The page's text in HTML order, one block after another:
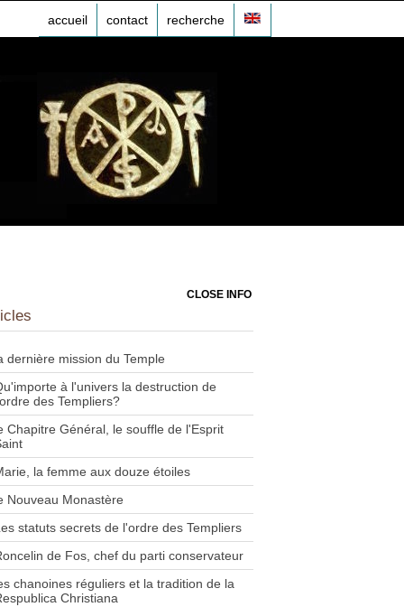
accueil contact recherche
CLOSE INFO
dernière mission du Temple
à l'univers la destruction de
des Templiers?
Chapitre Général, le souffle de l'Esprit
la femme aux douze étoiles
Nouveau Monastère
statuts secrets de l'ordre des Templiers
de Fos, chef du parti conservateur
chanoines réguliers et la tradition de la
Christiana